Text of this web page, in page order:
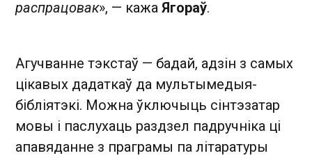
распрацовак», — кажа Ягораў.
Агучванне тэкстаў — бадай, адзін з самых
цікавых дадаткаў да мультымедыя-
бібліятэкі. Можна ўключыць сінтэзатар
мовы і паслухаць раздзел падручніка ці
апавяданне з праграмы па літаратуры